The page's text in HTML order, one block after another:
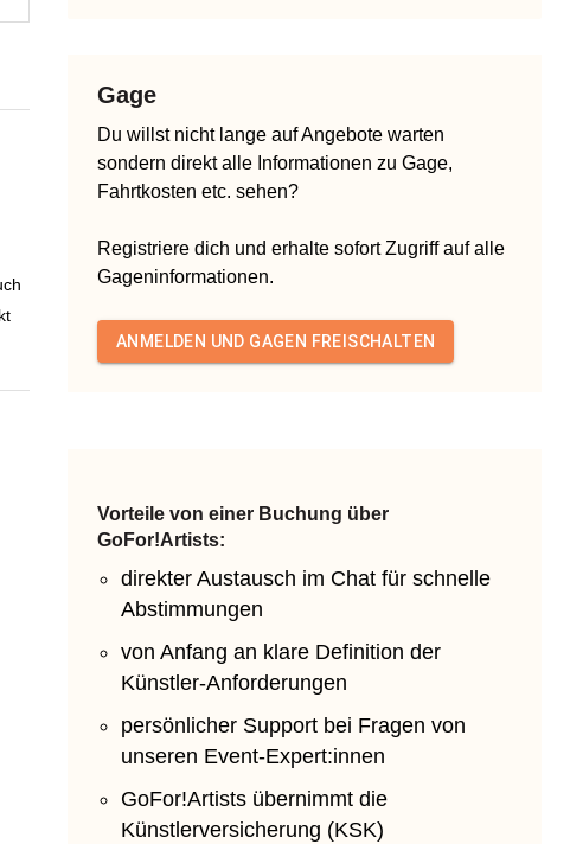
Gage
Du willst nicht lange auf Angebote warten
sondern direkt alle Informationen zu Gage,
Fahrtkosten etc. sehen?
Registriere dich und erhalte sofort Zugriff auf alle
Gageninformationen.
ANMELDEN UND GAGEN FREISCHALTEN
Vorteile von einer Buchung über
GoFor!Artists:
direkter Austausch im Chat für schnelle
Abstimmungen
von Anfang an klare Definition der
Künstler-Anforderungen
persönlicher Support bei Fragen von
unseren Event-Expert:innen
GoFor!Artists übernimmt die
Künstlerversicherung (KSK)